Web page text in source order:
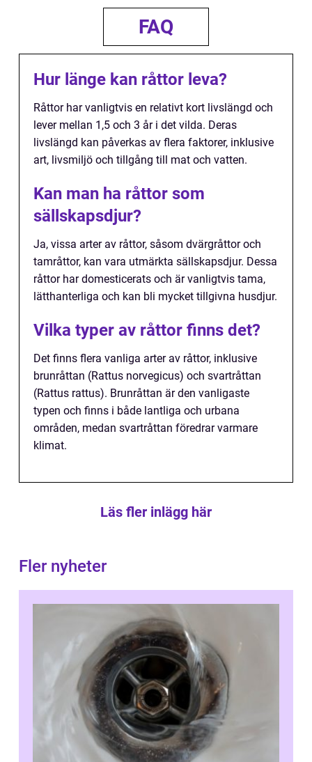
FAQ
Hur länge kan råttor leva?
Råttor har vanligtvis en relativt kort livslängd och
lever mellan 1,5 och 3 år i det vilda. Deras
livslängd kan påverkas av flera faktorer, inklusive
art, livsmiljö och tillgång till mat och vatten.
Kan man ha råttor som
sällskapsdjur?
Ja, vissa arter av råttor, såsom dvärgråttor och
tamråttor, kan vara utmärkta sällskapsdjur. Dessa
råttor har domesticerats och är vanligtvis tama,
lätthanterliga och kan bli mycket tillgivna husdjur.
Vilka typer av råttor finns det?
Det finns flera vanliga arter av råttor, inklusive
brunråttan (Rattus norvegicus) och svartråttan
(Rattus rattus). Brunråttan är den vanligaste
typen och finns i både lantliga och urbana
områden, medan svartråttan föredrar varmare
klimat.
Läs fler inlägg här
Fler nyheter